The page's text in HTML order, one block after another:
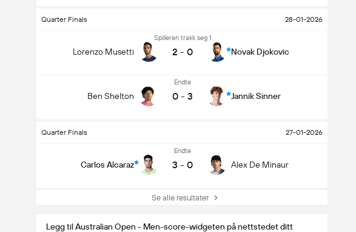
Quarter Finals 28-01-2026
Lorenzo Musetti
Spilleren trakk seg 1
2 - 0 Novak Djokovic
Ben Shelton
Endte
0 - 3 Jannik Sinner
Quarter Finals 27-01-2026
Carlos Alcaraz
Endte
3 - 0 Alex De Minaur
Se alle resultater
Legg til Australian Open - Men-score-widgeten på nettstedet ditt